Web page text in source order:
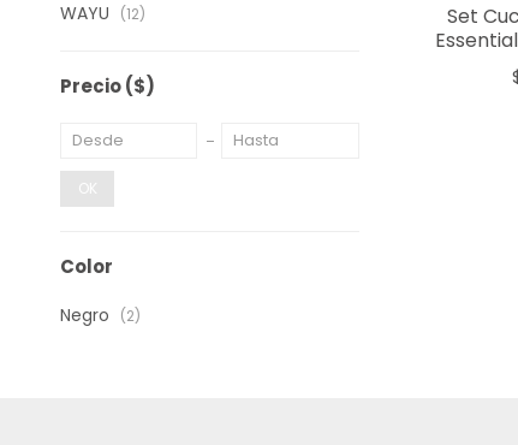
Set
WAYU (12)
Precio($)
OK
Color
Negro (2)